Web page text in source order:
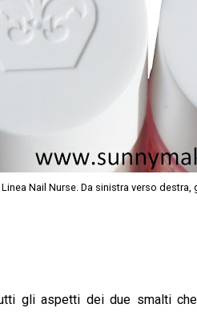
Nail Nurse. Da sinistra verso
gli aspetti dei due smalti